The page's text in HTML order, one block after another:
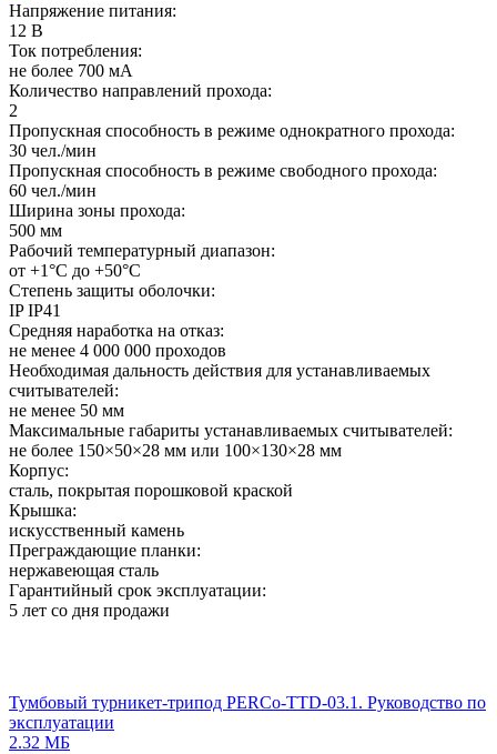
Напряжение питания:
12 В
Ток потребления:
не более 700 мА
Количество направлений прохода:
2
Пропускная способность в режиме однократного прохода:
30 чел./мин
Пропускная способность в режиме свободного прохода:
60 чел./мин
Ширина зоны прохода:
500 мм
Рабочий температурный диапазон:
от +1°C до +50°C
Степень защиты оболочки:
IP IP41
Средняя наработка на отказ:
не менее 4 000 000 проходов
Необходимая дальность действия для устанавливаемых
считывателей:
не менее 50 мм
Максимальные габариты устанавливаемых считывателей:
не более 150×50×28 мм или 100×130×28 мм
Корпус:
сталь, покрытая порошковой краской
Крышка:
искусственный камень
Преграждающие планки:
нержавеющая сталь
Гарантийный срок эксплуатации:
5 лет со дня продажи
Тумбовый турникет-трипод PERCo-TTD-03.1. Руководство по
эксплуатации
2.32 МБ